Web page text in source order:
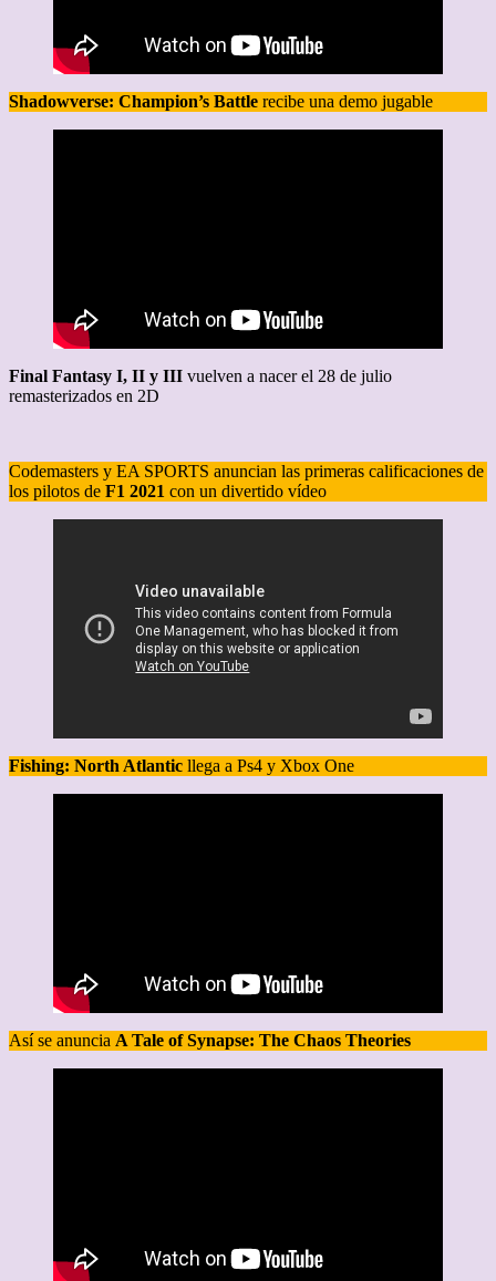
Shadowverse: Champion’s Battle recibe una demo jugable
Final Fantasy I, II y III vuelven a nacer el 28 de julio
remasterizados en 2D
Codemasters y EA SPORTS anuncian las primeras calificaciones de
los pilotos de F1 2021 con un divertido vídeo
Fishing: North Atlantic llega a Ps4 y Xbox One
Así se anuncia A Tale of Synapse: The Chaos Theories